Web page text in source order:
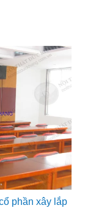
phần xây lắp